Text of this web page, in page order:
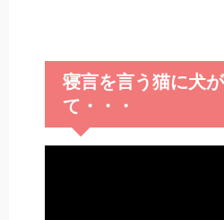
寝言を言う猫に犬
て・・・